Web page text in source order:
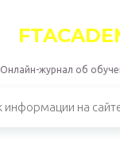
Онлайн-журнал об